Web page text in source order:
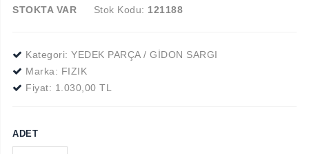
STOKTA VAR
Stok Kodu: 121188
Kategori: YEDEK PARÇA / GİDON SARGI
Marka: FIZIK
Fiyat: 1.030,00 TL
ADET